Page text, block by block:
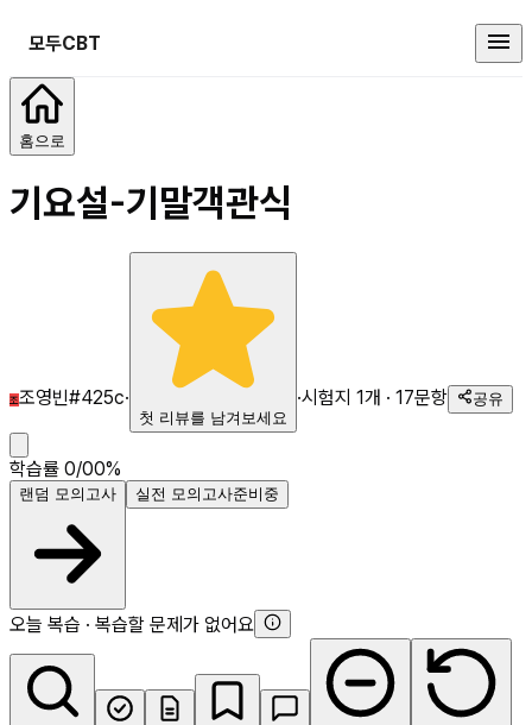
모두CBT
기요설-기말
홈으로
기요설-기말객관식
조조영빈#425c·
첫 리뷰를 남겨보세요
·시험지 1개 · 17문항 공유
학습률 0/00%
랜덤 모의고사 실전 모의고사준비중
오늘 복습 · 복습할 문제가 없어요